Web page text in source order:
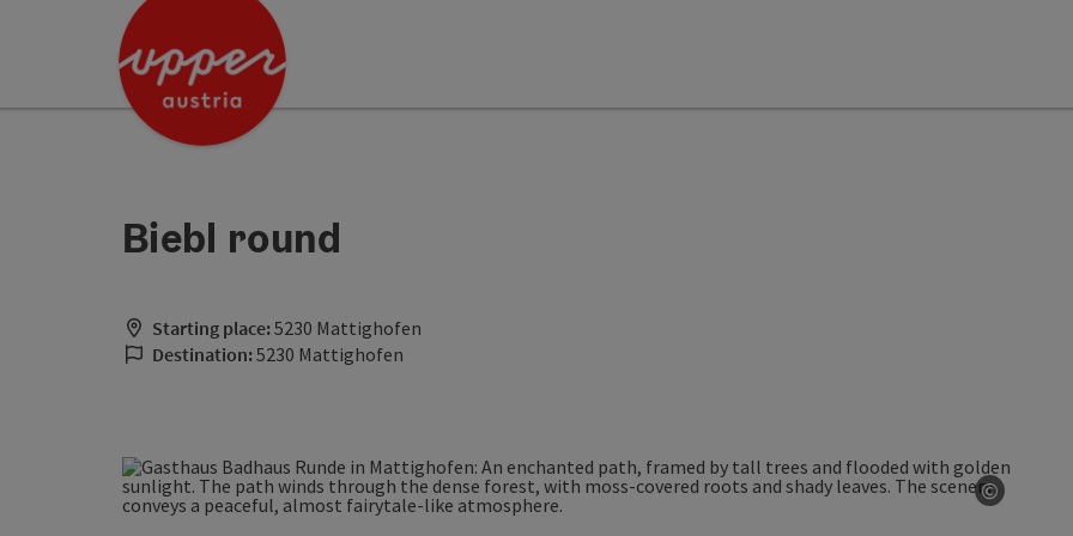
Accesskey
Accesskey
Biebl round
Starting place:5230 Mattighofen
Destination:5230 Mattighofen
©